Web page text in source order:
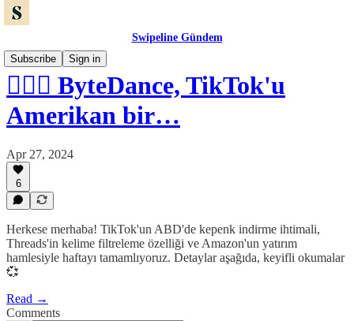
Swipeline Gündem
Subscribe
Sign in
🤷🏻‍♀️ ByteDance, TikTok'u
Amerikan bir…
Apr 27, 2024
6
Herkese merhaba! TikTok'un ABD'de kepenk indirme ihtimali,
Threads'in kelime filtreleme özelliği ve Amazon'un yatırım
hamlesiyle haftayı tamamlıyoruz. Detaylar aşağıda, keyifli okumalar
💞
Read →
Comments